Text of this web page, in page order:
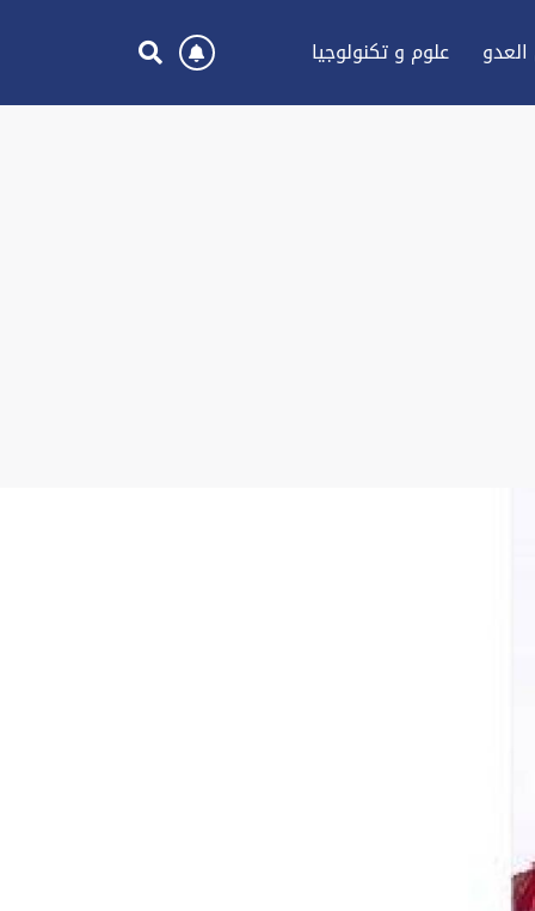
علوم و تكنولوجيا